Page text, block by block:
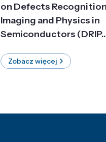
on Defects
Imaging and Physics in
Semiconductors
Zobacz więcej